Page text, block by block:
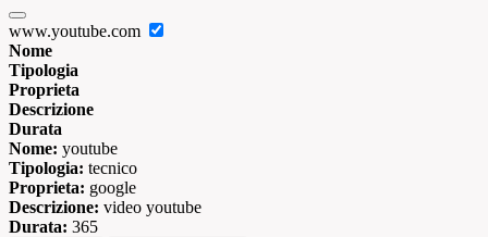
www.youtube.com
Nome
Tipologia
Proprieta
Descrizione
Durata
Nome: youtube
Tipologia: tecnico
Proprieta: google
Descrizione: video youtube
Durata: 365